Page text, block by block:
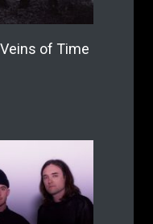
of Time